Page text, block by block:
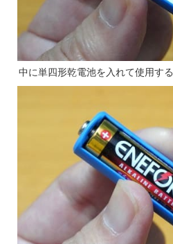
中に単四形乾電池を入れて使用する